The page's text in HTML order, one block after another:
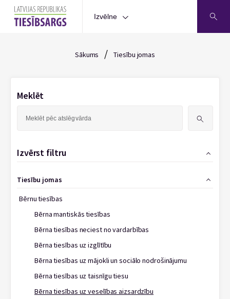
Izvēlne
Sākums / Tiesību jomas
Meklēt
Izvērst filtru
Tiesību jomas
Bērnu tiesības
Bērna mantiskās tiesības
Bērna tiesības neciest no vardarbības
Bērna tiesības uz izglītību
Bērna tiesības uz mājokli un sociālo nodrošinājumu
Bērna tiesības uz taisnīgu tiesu
Bērna tiesības uz veselības aizsardzību